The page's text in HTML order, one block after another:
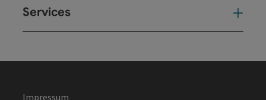
Services
Impressum